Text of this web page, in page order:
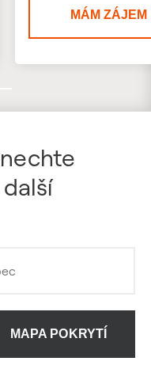
MÁM ZÁJEM
MAPA POKRYTÍ